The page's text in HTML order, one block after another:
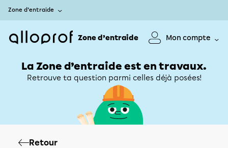
Zone d’entraide
Zone d’entraide Mon compte
La Zone d’entraide est en travaux.
Retrouve ta question parmi celles déjà posées!
Retour